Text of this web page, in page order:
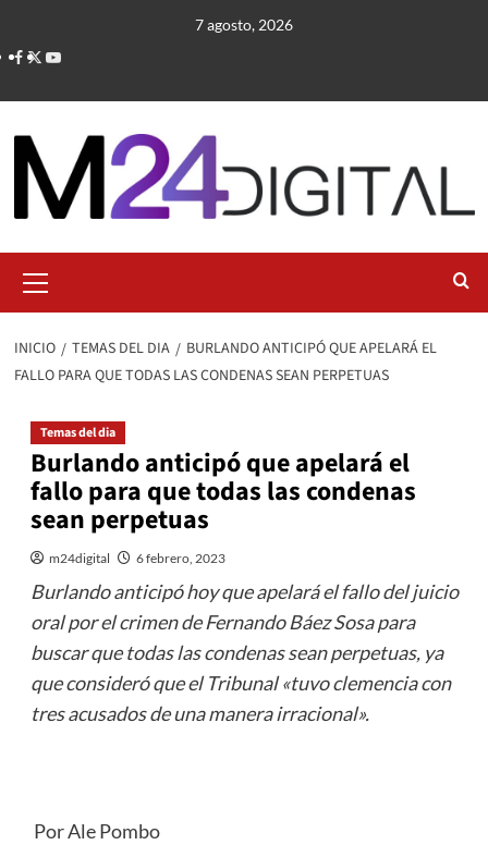
contenido
7 agosto, 2026
primario
INICIO TEMAS DEL DIA
BURLANDO ANTICIPÓ QUE APELARÁ EL
FALLO PARA QUE TODAS LAS CONDENAS SEAN PERPETUAS
Temas del dia
Burlando anticipó que apelará el
fallo para que todas las condenas
sean perpetuas
m24digital 6 febrero, 2023
Burlando anticipó hoy que apelará el fallo del juicio
oral por el crimen de Fernando Báez Sosa para
buscar que todas las condenas sean perpetuas, ya
que consideró que el Tribunal «tuvo clemencia con
tres acusados de una manera irracional».
Por Ale Pombo